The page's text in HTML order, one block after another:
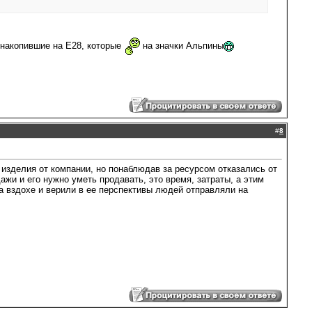
на Е28, которые на значки Альпины
#8
от компании, но понаблюдав за ресурсом отказались от
и его нужно уметь продавать, это время, затраты, а этим
и верили в ее перспективы людей отправляли на